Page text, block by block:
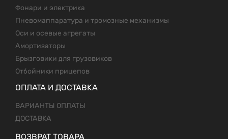
Фонари и электрика
Пневомаппаратура и тромозные механизмы
Оси и осевые агрегаты
Амортизаторы
Брызговики для грузовиков
Отбойники прицепов
ОПЛАТА И ДОСТАВКА
ВАРИАНТЫ ОПЛАТЫ
ДОСТАВКА
ВОЗВРАТ ТОВАРА